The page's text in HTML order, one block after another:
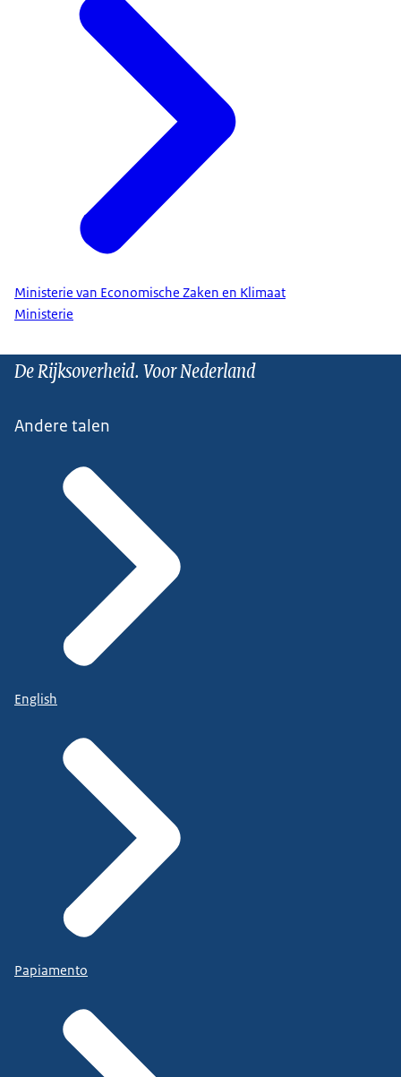
Ministerie van Economische Zaken en Klimaat
Ministerie
De Rijksoverheid. Voor Nederland
Andere talen
English
Papiamento